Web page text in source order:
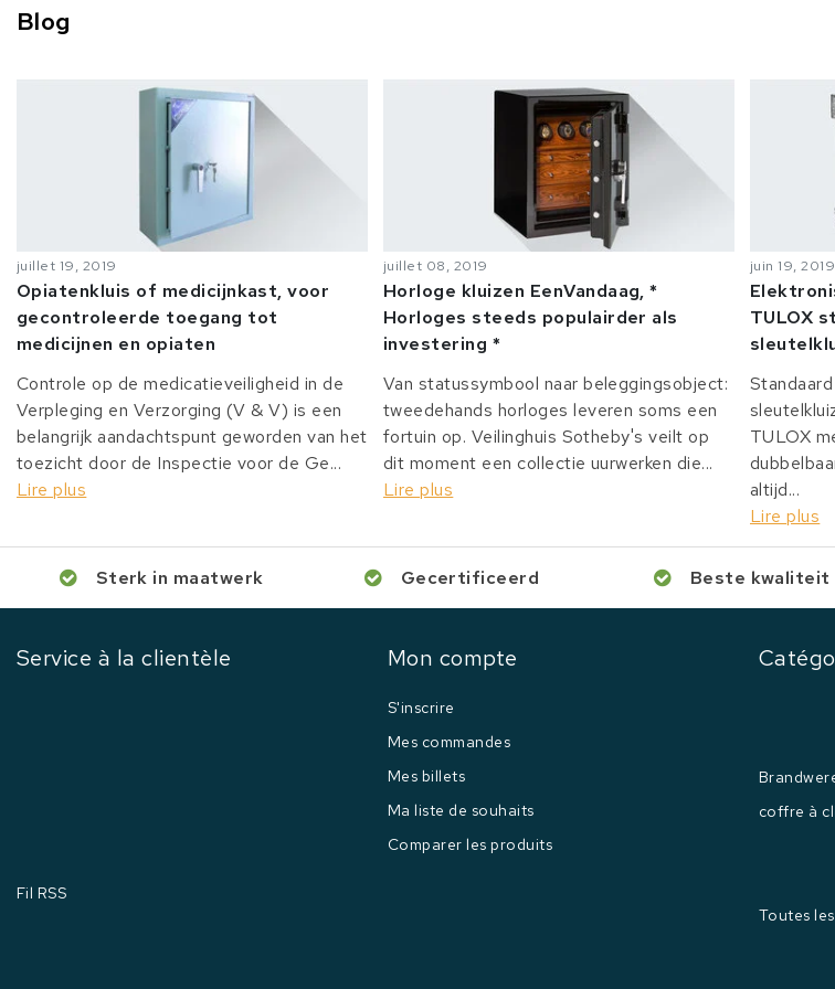
Blog
juillet 19, 2019
Opiatenkluis of medicijnkast, voor
gecontroleerde toegang tot
medicijnen en opiaten
Controle op de medicatieveiligheid in de
Verpleging en Verzorging (V & V) is een
belangrijk aandachtspunt geworden van het
toezicht door de Inspectie voor de Ge...
Lire plus
juillet 08, 2019
Horloge kluizen EenVandaag, *
Horloges steeds populairder als
investering *
Van statussymbool naar beleggingsobject:
tweedehands horloges leveren soms een
fortuin op. Veilinghuis Sotheby's veilt op
dit moment een collectie uurwerken die...
Lire plus
juin 19, 2019
TULOX
TULOX
altijd...
Lire plus
Sterk in maatwerk Gecertificeerd Beste kwaliteit
Service à la clientèle
Fil RSS
Mon compte
S'inscrire
Mes commandes
Mes billets
Ma liste de souhaits
Comparer les produits
coffre à
Toutes